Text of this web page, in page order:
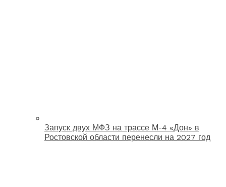
Запуск двух МФЗ на трассе М-4 «Дон» в
Ростовской области перенесли на 2027 год